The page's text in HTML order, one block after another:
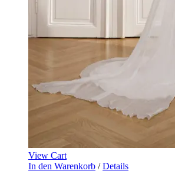
View Cart
In den Warenkorb / Details